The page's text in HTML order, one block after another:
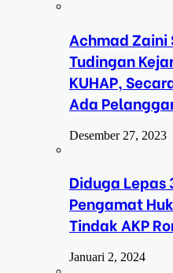
Achmad Zaini
Tudingan
KUHAP,
Ada
Desember 27, 2023
Diduga Lepas
Pengamat
Tindak AKP
Januari 2, 2024